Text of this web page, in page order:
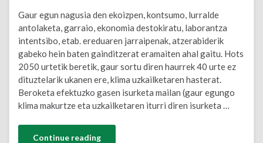
Gaur egun nagusia den ekoizpen, kontsumo, lurralde
antolaketa, garraio, ekonomia destokiratu, laborantza
intentsibo, etab. ereduaren jarraipenak, atzerabiderik
gabeko hein baten gainditzerat eramaiten ahal gaitu. Hots
2050 urtetik beretik, gaur sortu diren haurrek 40 urte ez
dituztelarik ukanen ere, klima uzkailketaren hasterat.
Beroketa efektuzko gasen isurketa mailan (gaur egungo
klima makurtze eta uzkailketaren iturri diren isurketa …
Continue reading